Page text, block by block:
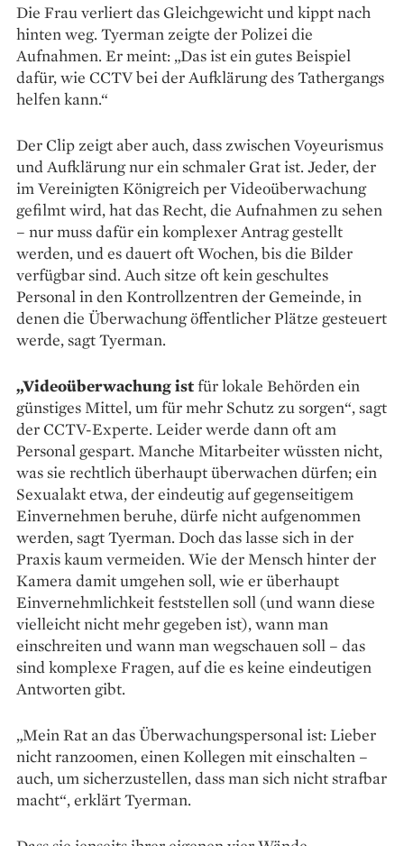
Die Frau verliert das Gleichgewicht und kippt nach
hinten weg. Tyerman zeigte der Polizei die
Aufnahmen. Er meint: „Das ist ein gutes Beispiel
dafür, wie CCTV bei der Aufklärung des Tathergangs
helfen kann.“
Der Clip zeigt aber auch, dass zwischen Voyeurismus
und Aufklärung ­nur ein schmaler Grat ist. Jeder, der
im Vereinigten Königreich per Videoüberwachung
gefilmt wird, hat das Recht, die Aufnahmen zu sehen
– nur muss dafür ein komplexer Antrag gestellt
werden, und es dauert oft Wochen, bis die Bilder
verfügbar sind. Auch sitze oft kein geschultes
Personal in den Kontrollzentren der Gemeinde, in
denen die Überwachung öffentlicher Plätze gesteuert
werde, sagt Tyerman.
„Videoüberwachung istfür lokale Behörden ein
günstiges Mittel, um für mehr Schutz zu sorgen“, sagt
der CCTV-Experte. Leider werde dann oft am
Personal gespart. Manche Mitarbeiter wüssten nicht,
was sie rechtlich überhaupt überwachen dürfen; ein
Sexualakt etwa, der eindeutig auf gegenseitigem
Einvernehmen beruhe, dürfe nicht aufgenommen
werden, sagt Tyerman. Doch das lasse sich in der
Praxis kaum vermeiden. Wie der Mensch hinter der
Kamera damit umgehen soll, wie er überhaupt
Einvernehmlichkeit feststellen soll (und wann diese
vielleicht nicht mehr gegeben ist), wann man
einschreiten und wann man wegschauen soll – das
sind komplexe Fragen, auf die es keine eindeutigen
Antworten gibt.
„Mein Rat an das Überwachungspersonal ist: Lieber
nicht ranzoomen, einen Kollegen mit einschalten –
auch, um sicherzustellen, dass man sich nicht strafbar
macht“, erklärt Tyerman.